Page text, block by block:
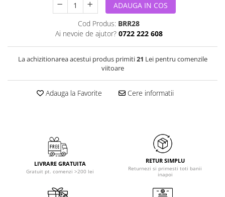
ADAUGA IN COS
Cod Produs: BRR28
Ai nevoie de ajutor? 0722 222 608
La achizitionarea acestui produs primiti21 Lei pentru comenzile
viitoare
Adauga la Favorite Cere informatii
LIVRARE GRATUITA
Gratuit pt. comenzi >200 lei
RETUR SIMPLU
Returnezi si primesti toti banii
inapoi